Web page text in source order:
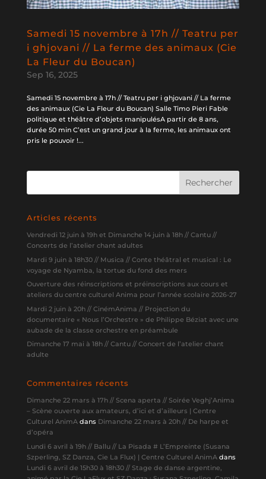
Samedi 15 novembre à 17h // Teatru per
i ghjovani // La ferme des animaux (Cie
La Fleur du Boucan)
Sep 16, 2025
Samedi 15 novembre à 17h // Teatru per i ghjovani // La ferme
des animaux (Cie La Fleur du Boucan) Salle Timo Pieri Fable
politique et théâtre d’objets manipulésA partir de 8 ans,
durée 50 min C’est un grand jour à la ferme, les animaux ont
pris le pouvoir !...
Articles récents
Vendredi 12 juin à 19h et Dimanche 14 juin à 18h // Cantu //
Concerts de l’atelier chant adultes
Mardi 9 juin à 18h30 // Musica // Conte théâtral et musical : Le
voyage de Nyamba, la tortue du fond des mers
Ouverture des réinscriptions et préinscriptions aux cours et
ateliers du centre culturel Anima pour l’année scolaire 2026-27
Mardi 2 juin à 20h // CinémAnima // Projection du
documentaire « Nous l’Orchestre » de Philippe Béziat avec une
aubade de la classe orchestre en préambule
Dimanche 17 mai à 18h // Cantu // Concert de l’atelier chant
adulte
Commentaires récents
Dimanche 22 mars à 17h // Scena aperta // Soirée Veghj’Anima
– Scène ouverte aux amateurs, d’ici et d’ailleurs | Centre
Culturel AnimAdans Dimanche 22 mars à 20h // De harpe et
d’opéra
Lundi 6 avril à 19h // Ballu // La Pisada # L’Empreinte (Susana
Szperling, SZ Danza, Cie La Flux) | Centre Culturel AnimAdans
Lundi 6 avril de 15h30 à 18h30 // Stage de danse argentine,